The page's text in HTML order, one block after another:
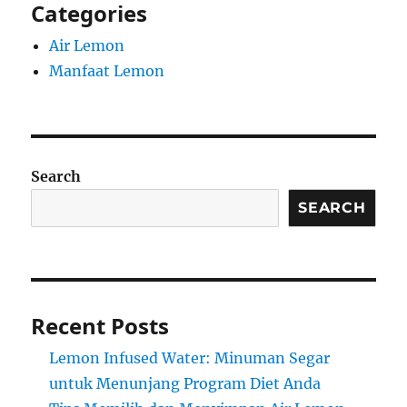
Categories
Air Lemon
Manfaat Lemon
Search
SEARCH
Recent Posts
Lemon Infused Water: Minuman Segar
untuk Menunjang Program Diet Anda